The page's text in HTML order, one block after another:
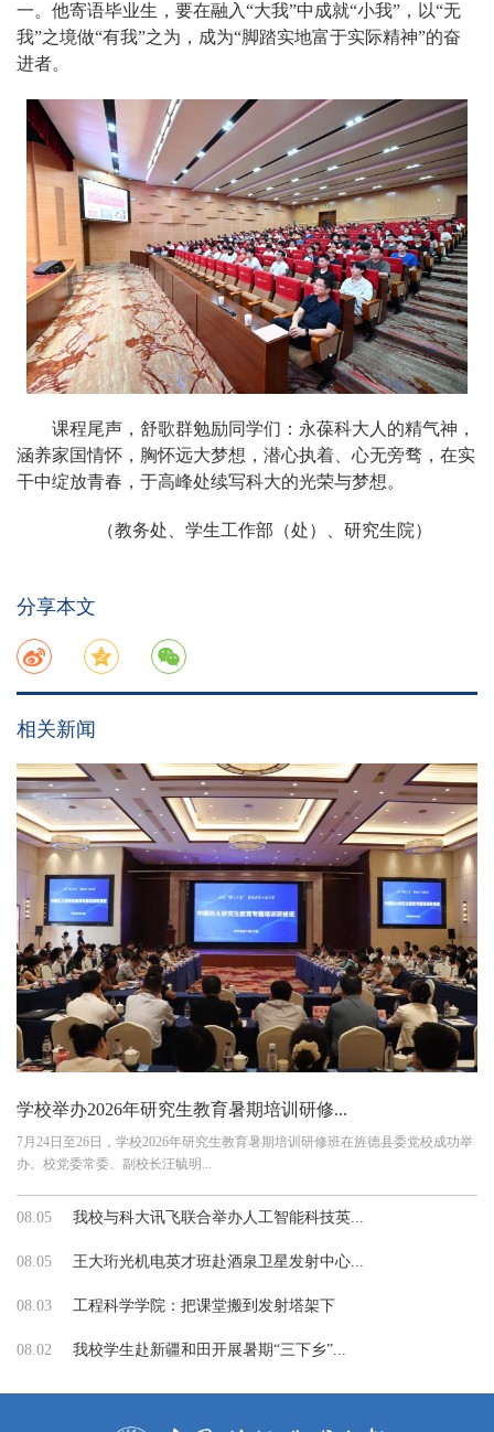
一。他寄语毕业生，要在融入“大我”中成就“小我”，以“无
我”之境做“有我”之为，成为“脚踏实地富于实际精神”的奋
进者。
课程尾声，舒歌群勉励同学们：永葆科大人的精气神，
涵养家国情怀，胸怀远大梦想，潜心执着、心无旁骛，在实
干中绽放青春，于高峰处续写科大的光荣与梦想。
（教务处、学生工作部（处）、研究生院）
分享本文
相关新闻
学校举办2026年研究生教育暑期培训研修...
7月24日至26日，学校2026年研究生教育暑期培训研修班在旌德县委党校成功举
办。校党委常委、副校长汪毓明...
08.05 我校与科大讯飞联合举办人工智能科技英...
08.05 王大珩光机电英才班赴酒泉卫星发射中心...
08.03 工程科学学院：把课堂搬到发射塔架下
08.02 我校学生赴新疆和田开展暑期“三下乡”...